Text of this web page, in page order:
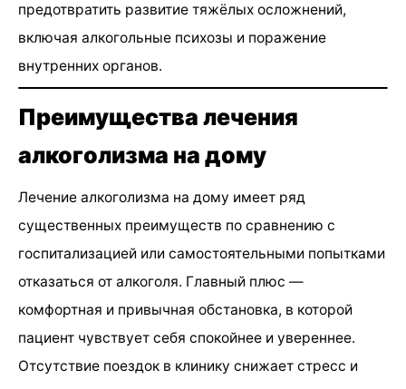
предотвратить развитие тяжёлых осложнений,
включая алкогольные психозы и поражение
внутренних органов.
Преимущества лечения
алкоголизма на дому
Лечение алкоголизма на дому имеет ряд
существенных преимуществ по сравнению с
госпитализацией или самостоятельными попытками
отказаться от алкоголя. Главный плюс —
комфортная и привычная обстановка, в которой
пациент чувствует себя спокойнее и увереннее.
Отсутствие поездок в клинику снижает стресс и